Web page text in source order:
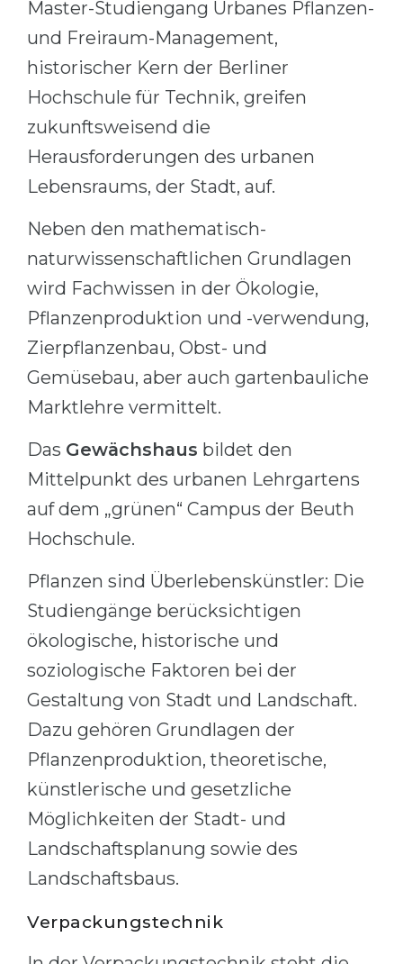
Master-Studiengang Urbanes Pflanzen-
und Freiraum-Management,
historischer Kern der Berliner
Hochschule für Technik, greifen
zukunftsweisend die
Herausforderungen des urbanen
Lebensraums, der Stadt, auf.
Neben den mathematisch-
naturwissenschaftlichen Grundlagen
wird Fachwissen in der Ökologie,
Pflanzenproduktion und -verwendung,
Zierpflanzenbau, Obst- und
Gemüsebau, aber auch gartenbauliche
Marktlehre vermittelt.
Das Gewächshaus bildet den
Mittelpunkt des urbanen Lehrgartens
auf dem „grünen“ Campus der Beuth
Hochschule.
Pflanzen sind Überlebenskünstler: Die
Studiengänge berücksichtigen
ökologische, historische und
soziologische Faktoren bei der
Gestaltung von Stadt und Landschaft.
Dazu gehören Grundlagen der
Pflanzenproduktion, theoretische,
künstlerische und gesetzliche
Möglichkeiten der Stadt- und
Landschaftsplanung sowie des
Landschaftsbaus.
Verpackungstechnik